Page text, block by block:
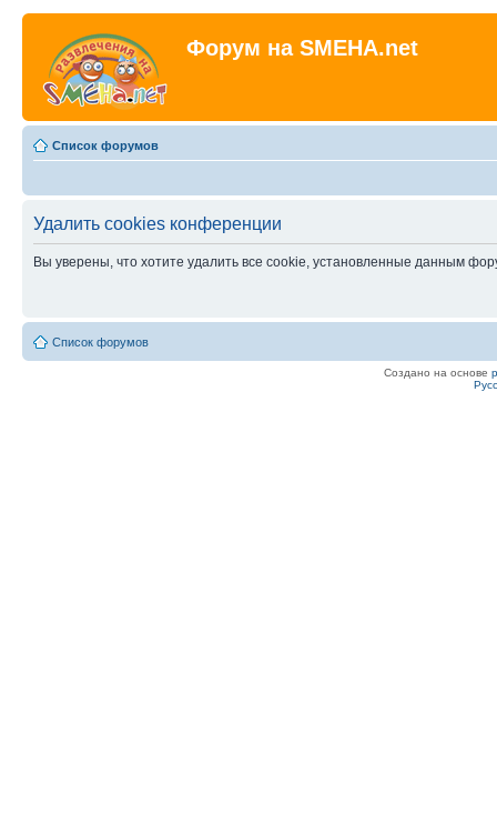
Форум на SMEHA.net
Список форумов
Удалить cookies конференции
Вы уверены, что хотите удалить все cookie, установленные данным
Список форумов
Создано на основе